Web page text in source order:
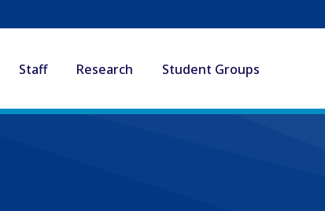
Staff Research Student Groups